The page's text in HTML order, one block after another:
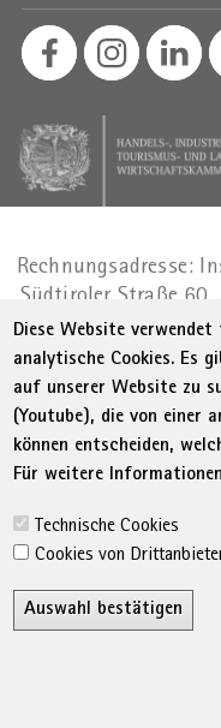
Rechnungsadresse:
Südtiroler Straße 60,
© WIFI
Erklärung zur
Transparente
Diese Website
analytische Cookies. Es
auf unserer Website zu
(Youtube), die von einer
können entscheiden,
Für weitere
Technische Cookies
Cookies von
Auswahl bestätigen